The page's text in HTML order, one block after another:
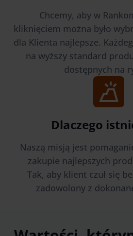
Chcemy, aby w
kliknięciem można było
dla Klienta najlepsze.
na wyższy standard
dostępnych na
Dlaczego
Naszą misją jest
zakupie najlepszych
Tak, aby klient czuł się
zadowolony z